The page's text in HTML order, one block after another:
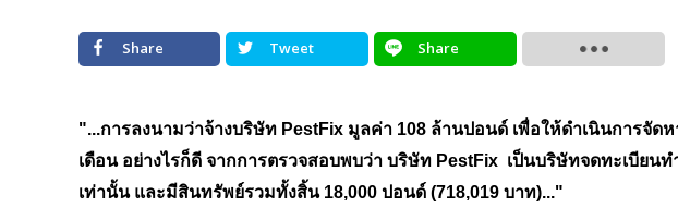
Share Tweet Share
"...การลงนามว่าจ้างบริษัท PestFix มูลค่า 108 ล้านปอนด์ เพื่อให้ดำเนินการจั
เดือน อย่างไรก็ดี จากการตรวจสอบพบว่า บริษัท PestFix เป็นบริษัทจดทะเบี
เท่านั้น และมีสินทรัพย์รวมทั้งสิ้น 18,000 ปอนด์ (718,019 บาท)..."